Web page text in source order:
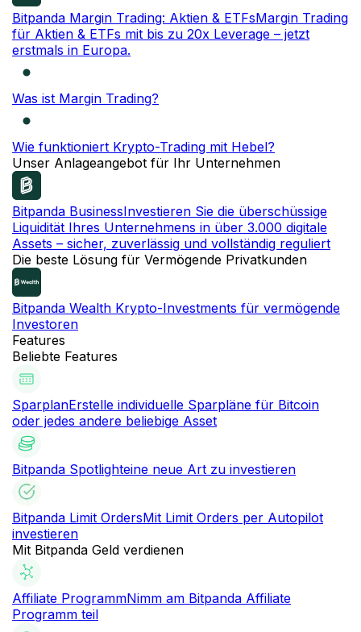
Bitpanda Margin Trading: Aktien & ETFsMargin Trading
für Aktien & ETFs mit bis zu 20x Leverage – jetzt
erstmals in Europa.
Was ist Margin Trading?
Wie funktioniert Krypto-Trading mit Hebel?
Unser Anlageangebot für Ihr Unternehmen
Bitpanda BusinessInvestieren Sie die überschüssige
Liquidität Ihres Unternehmens in über 3.000 digitale
Assets – sicher, zuverlässig und vollständig reguliert
Die beste Lösung für Vermögende Privatkunden
Bitpanda Wealth Krypto-Investments für vermögende
Investoren
Features
Beliebte Features
SparplanErstelle individuelle Sparpläne für Bitcoin
oder jedes andere beliebige Asset
Bitpanda Spotlighteine neue Art zu investieren
Bitpanda Limit OrdersMit Limit Orders per Autopilot
investieren
Mit Bitpanda Geld verdienen
Affiliate ProgrammNimm am Bitpanda Affiliate
Programm teil